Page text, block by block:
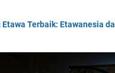
Etawa Terbaik: Etawanesia